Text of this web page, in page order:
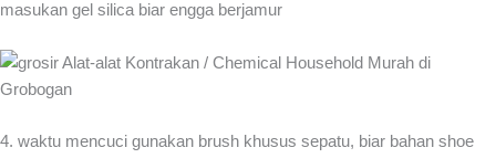
masukan gel silica biar engga berjamur
4. waktu mencuci gunakan brush khusus sepatu, biar bahan shoe